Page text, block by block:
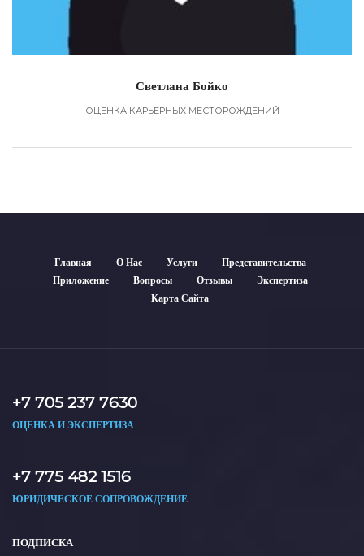
Светлана Бойко
ОЦЕНКА КАРЬЕРНЫХ МЕСТОРОЖДЕНИЙ
Главная О Нас Услуги
Представительства
Приложение
Вопросы Отзывы
Экспертиза
Карта Сайта
+7 705 237 7630
ОЦЕНКА И ЭКСПЕРТИЗА
+7 775 482 1516
ЮРИДИЧЕСКОЕ СОПРОВОЖДЕНИЕ
ПОДПИСКА